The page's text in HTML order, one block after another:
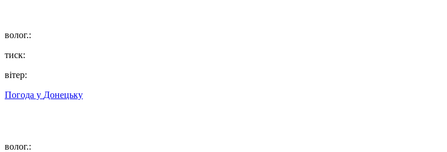
волог.:
тиск:
вітер:
Погода у Донецьку
волог.: